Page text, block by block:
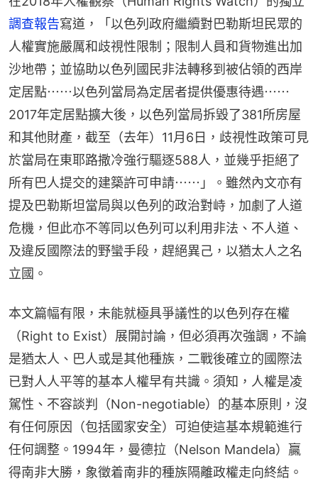
調查報告寫道，「以色列政府繼續對巴勒斯坦民眾的
人權實施嚴厲和歧視性限制；限制人員和貨物進出加
沙地帶；並協助以色列國民非法轉移到被佔領的西岸
定居點⋯⋯以色列當局為定居者提供優惠待遇⋯⋯
2017年定居點擴大後，以色列當局拆毀了381所房屋
和其他財產，截至（去年）11月6日，歧視性政策可見
於當局在東耶路撒冷強行驅逐588人，並幾乎拒絕了
所有巴人提交的建築許可申請⋯⋯」。雖然內文亦有
提及巴勒斯坦當局與以色列的政治對峙，加劇了人道
危機，但此亦不等同以色列可以利用非法、不人道、
及違反國際法的野蠻手段，趕絕異己，以猶太人之名
立國。
本文篇幅有限，未能就極具爭議性的以色列存在權
（Right to Exist）展開討論，但必須再次強調，不論
是猶太人、巴人或是其他種族，二戰後確立的國際法
已對人人平等的基本人權早有共識。須知，人權是凌
駕性、不容談判（Non-negotiable）的基本原則，沒
有任何原因（包括國家安全）可迫使這基本規範進行
任何調整。1994年，曼德拉（Nelson Mandela）贏
得南非大勝，象徵着南非的種族隔離政權走向終結。